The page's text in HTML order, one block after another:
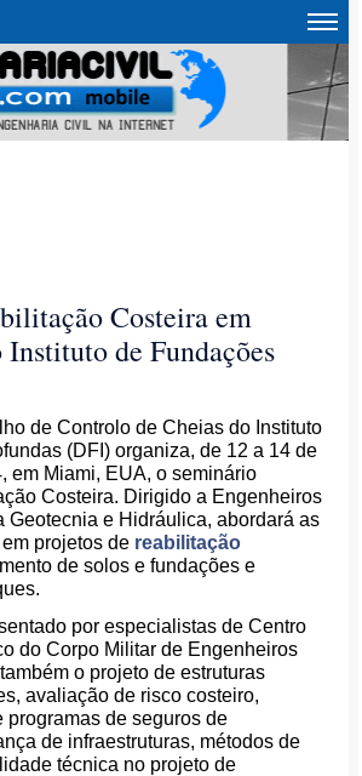
Costeira em
de Fundações
de Controlo de Cheias do Instituto
(DFI) organiza, de 12 a 14 de
em Miami, EUA, o seminário
Costeira. Dirigido a Engenheiros
Geotecnia e Hidráulica, abordará as
projetos de reabilitação
de solos e fundações e
por especialistas de Centro
do Corpo Militar de Engenheiros
o projeto de estruturas
avaliação de risco costeiro,
programas de seguros de
de infraestruturas, métodos de
técnica no projeto de